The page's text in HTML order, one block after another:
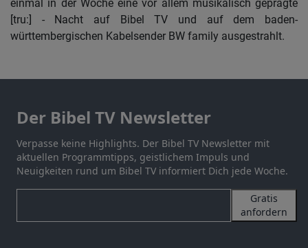
einmal in der Woche eine vor allem musikalisch geprägte
[tru:] - Nacht auf Bibel TV und auf dem baden-
württembergischen Kabelsender BW family ausgestrahlt.
Der Bibel TV Newsletter
Verpasse keine Highlights. Der Bibel TV Newsletter mit
aktuellen Programmtipps, geistlichem Impuls und
Neuigkeiten rund um Bibel TV informiert Dich jede Woche.
Gratis
anfordern